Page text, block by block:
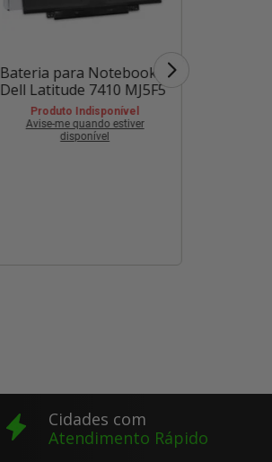
Bateria para Notebook
Dell Latitude 7410 MJ5F5
Produto Indisponível
Avise-me quando estiver
disponível
Cidades com
Atendimento Rápido